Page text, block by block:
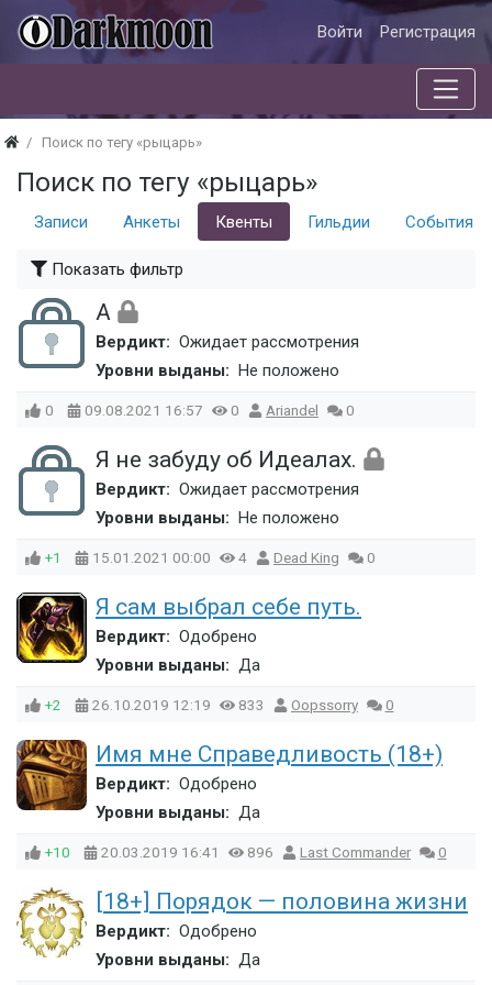
Войти Регистрация
Поиск по тегу «рыцарь»
Поиск по тегу «рыцарь»
Записи Анкеты Квенты Гильдии События
Показать фильтр
А
Вердикт: Ожидает рассмотрения
Уровни выданы:
Не положено
0 09.08.2021 16:57 0 Ariandel 0
Я не забуду об Идеалах.
Вердикт: Ожидает рассмотрения
Уровни выданы:
Не положено
+1 15.01.2021 00:00 4 Dead King 0
Я сам выбрал себе путь.
Вердикт: Одобрено
Уровни выданы: Да
+2 26.10.2019 12:19 833 Oopssorry 0
Имя мне Справедливость (18+)
Вердикт: Одобрено
Уровни выданы: Да
+10 20.03.2019 16:41 896 Last Commander 0
[18+] Порядок — половина жизни
Вердикт: Одобрено
Уровни выданы: Да